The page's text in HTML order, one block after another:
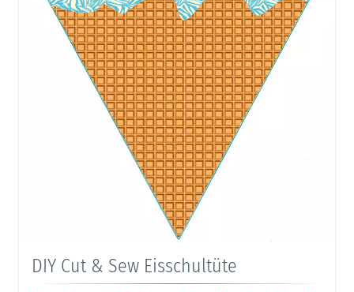
DIY Cut & Sew Eisschultüte